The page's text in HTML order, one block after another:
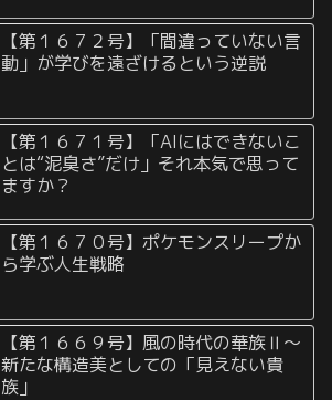
【第１６７２号】「間違っていない言
動」が学びを遠ざけるという逆説
【第１６７１号】「AIにはできないこ
とは“泥臭さ”だけ」それ本気で思って
ますか？
【第１６７０号】ポケモンスリープか
ら学ぶ人生戦略
【第１６６９号】風の時代の華族Ⅱ〜
新たな構造美としての「見えない貴
族」